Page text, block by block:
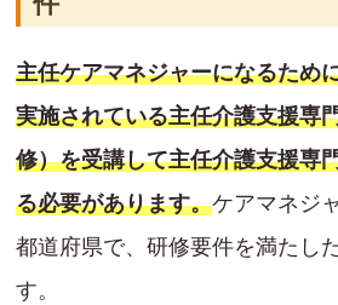
主任ケアマネジャーになるため
実施されている主任介護支援専
修）を受講して主任介護支援専
る必要があります。ケアマネジ
都道府県で、研修要件を満たし
す。